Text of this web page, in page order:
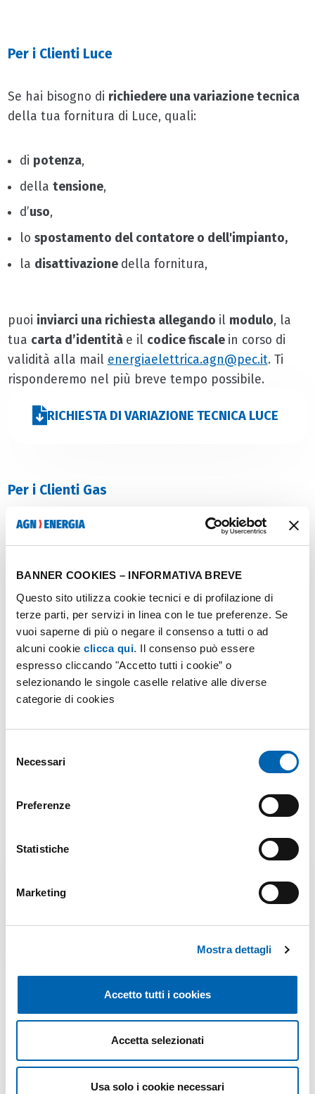
BANNER COOKIES – INFORMATIVA BREVE
Questo sito utilizza cookie tecnici e di profilazione di
terze parti, per servizi in linea con le tue preferenze. Se
vuoi saperne di più o negare il consenso a tutti o ad
alcuni cookie clicca qui. Il consenso può essere
espresso cliccando "Accetto tutti i cookie” o
selezionando le singole caselle relative alle diverse
categorie di cookies
delNecessari
Preferenze
Statistiche
Marketing
Mostra dettagli
Accetto tutti i cookies
Accetta selezionati
Usa solo i cookie necessari
Per i Clienti Luce
Se hai bisogno di richiedere una variazione tecnica
della tua fornitura di Luce, quali:
di potenza,
della tensione,
d’uso,
lo spostamento del contatore o dell'impianto,
la disattivazione della fornitura,
puoi inviarci una richiesta allegando il modulo, la
tua carta d’identità e il codice fiscale in corso di
validità alla mail energiaelettrica.agn@pec.it. Ti
risponderemo nel più breve tempo possibile.
RICHIESTA DI VARIAZIONE TECNICA LUCE
Per i Clienti Gas
Se haibisogno di un servizio tecnico relativo tua
lachiusura del contattore,
ilpreventivo con sopralluogo,
laposa contatoreprima dell'attivazione,
attivazione della fornitura
erogazione,
puoiinviarci una richiesta allegando il modulo, la
validità alla mail
risponderemo nel più breve tempo possibile.
RICHIESTA ATTIVITÀ GAS